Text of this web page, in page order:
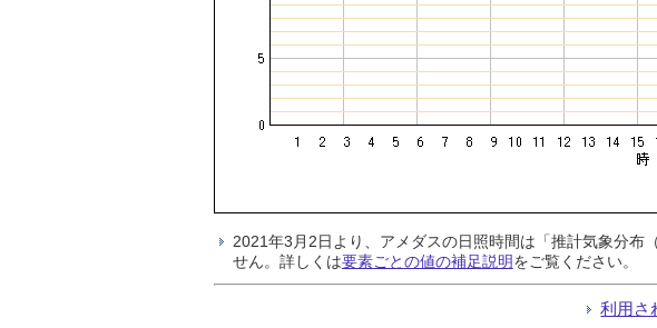
2021年3月2日より、アメダスの日照時間は「推計気象分布
せん。詳しくは要素ごとの値の補足説明をご覧ください。
利用さ